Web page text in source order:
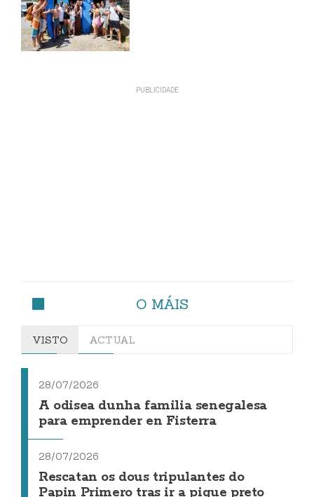
O MÁIS
VISTO ACTUAL
28/07/2026
A odisea dunha familia senegalesa
para emprender en Fisterra
28/07/2026
Rescatan os dous tripulantes do
Papin Primero tras ir a pique preto